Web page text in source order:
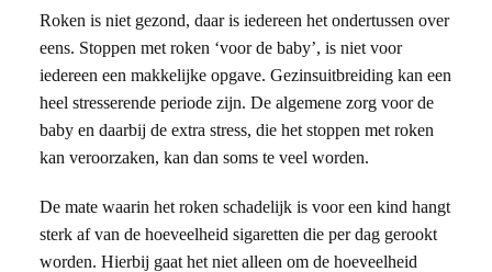
Roken is niet gezond, daar is iedereen het ondertussen over
eens. Stoppen met roken ‘voor de baby’, is niet voor
iedereen een makkelijke opgave. Gezinsuitbreiding kan een
heel stresserende periode zijn. De algemene zorg voor de
baby en daarbij de extra stress, die het stoppen met roken
kan veroorzaken, kan dan soms te veel worden.
De mate waarin het roken schadelijk is voor een kind hangt
sterk af van de hoeveelheid sigaretten die per dag gerookt
worden. Hierbij gaat het niet alleen om de hoeveelheid